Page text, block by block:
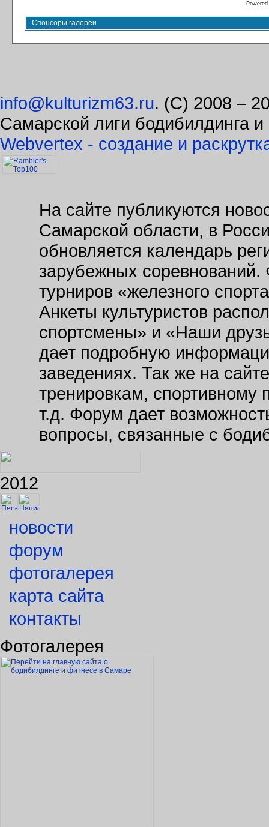
Спонсоры галереи
info@kulturizm63.ru. (C) 2008 –
Самарской лиги бодибилдинга
Webvertex - создание и
На сайте публикуются
Самарской области, в
обновляется календарь
зарубежных соревнований.
турниров «железного
Анкеты культуристов
спортсмены» и «Наши
дает подробную
заведениях. Так же на
тренировкам, спортивному
т.д. Форум дает
вопросы, связанные с
2012
новости
форум
фотогалерея
карта сайта
контакты
Фотогалерея